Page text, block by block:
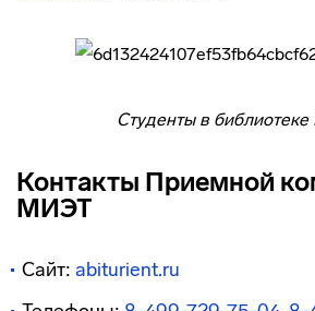
Студенты в
Контакты Приемной
МИЭТ
Сайт: abiturient.ru